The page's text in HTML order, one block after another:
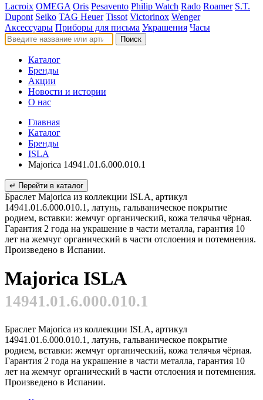
Lacroix OMEGA Oris Pesavento Philip Watch Rado Roamer S.T.
Dupont Seiko TAG Heuer Tissot Victorinox Wenger
Аксессуары Приборы для письма Украшения Часы
Поиск
Каталог
Бренды
Акции
Новости и истории
О нас
Главная
Каталог
Бренды
ISLA
Majorica 14941.01.6.000.010.1
↵ Перейти в каталог
Браслет Majorica из коллекции ISLA, артикул
14941.01.6.000.010.1, латунь, гальваническое покрытие
родием, вставки: жемчуг органический, кожа телячья чёрная.
Гарантия 2 года на украшение в части металла, гарантия 10
лет на жемчуг органический в части отслоения и потемнения.
Произведено в Испании.
Majorica ISLA
14941.01.6.000.010.1
Браслет Majorica из коллекции ISLA, артикул
14941.01.6.000.010.1, латунь, гальваническое покрытие
родием, вставки: жемчуг органический, кожа телячья чёрная.
Гарантия 2 года на украшение в части металла, гарантия 10
лет на жемчуг органический в части отслоения и потемнения.
Произведено в Испании.